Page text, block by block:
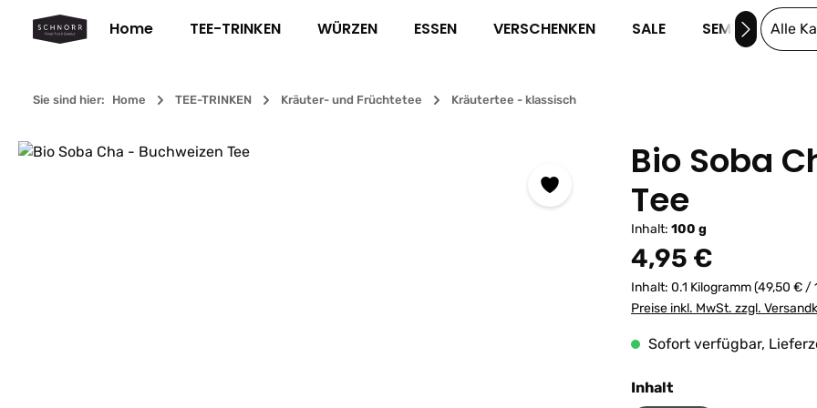
Hauptinhalt springen
Zur Suche springen
Zur Hauptnavigation springen
Home TEE-TRINKEN WÜRZEN ESSEN VERSCHENKEN SALE SEMINAREAlle
Sie sind hier: Home TEE-TRINKEN Kräuter- und Früchtetee Kräutertee - klassisch
Bildergalerie überspringen
Bio Soba
Tee
Inhalt: 100 g
Regulärer Preis:
4,95 €
Inhalt: 0.1 Kilogramm(49,50 € /
Preise inkl. MwSt. zzgl.
Sofort verfügbar,
Inhaltauswählen